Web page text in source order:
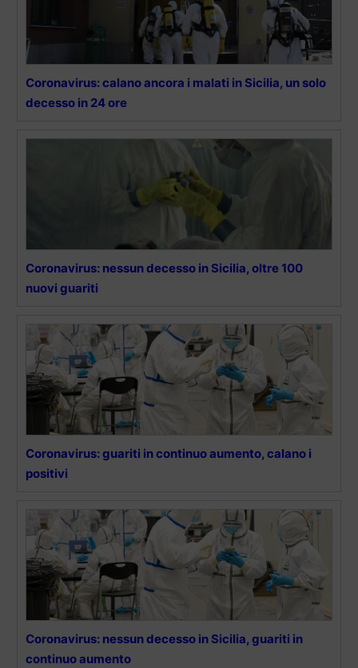
Coronavirus: calano ancora i malati in Sicilia, un solo
decesso in 24 ore
Coronavirus: nessun decesso in Sicilia, oltre 100
nuovi guariti
Coronavirus: guariti in continuo aumento, calano i
positivi
Coronavirus: nessun decesso in Sicilia, guariti in
continuo aumento